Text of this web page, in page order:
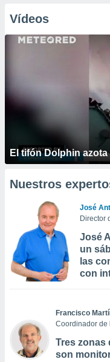
Vídeos
El tifón Dolphin
Nuestros
José
Director
José
un
las
con
Francisco
Coordinador de
Tres zonas
son